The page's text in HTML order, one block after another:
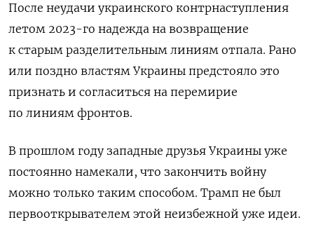
После неудачи украинского контрнаступления
летом 2023-го надежда на возвращение
к старым разделительным линиям отпала. Рано
или поздно властям Украины предстояло это
признать и согласиться на перемирие
по линиям фронтов.
В прошлом году западные друзья Украины уже
постоянно намекали, что закончить войну
можно только таким способом. Трамп не был
первооткрывателем этой неизбежной уже идеи.